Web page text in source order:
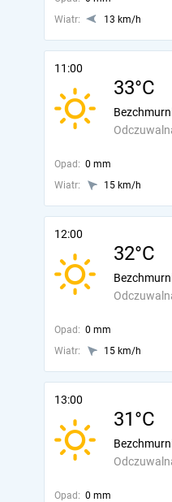
Wiatr:
13 km/h
11:00
33°C
Opad: 0 mm
Wiatr:
15 km/h
12:00
32°C
Opad: 0 mm
Wiatr:
15 km/h
13:00
31°C
Opad: 0 mm